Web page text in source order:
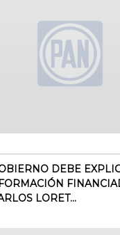
DEBE
LORET...